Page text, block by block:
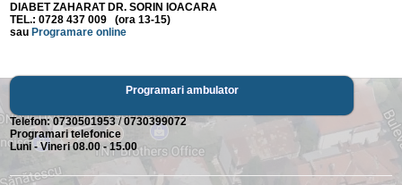
DIABET ZAHARAT DR. SORIN IOACARA
TEL.: 0728 437 009 (ora 13-15)
sau Programare online
Programari ambulator
Telefon:0730501953/0730399072
Programari telefonice
Luni - Vineri 08.00 - 15.00